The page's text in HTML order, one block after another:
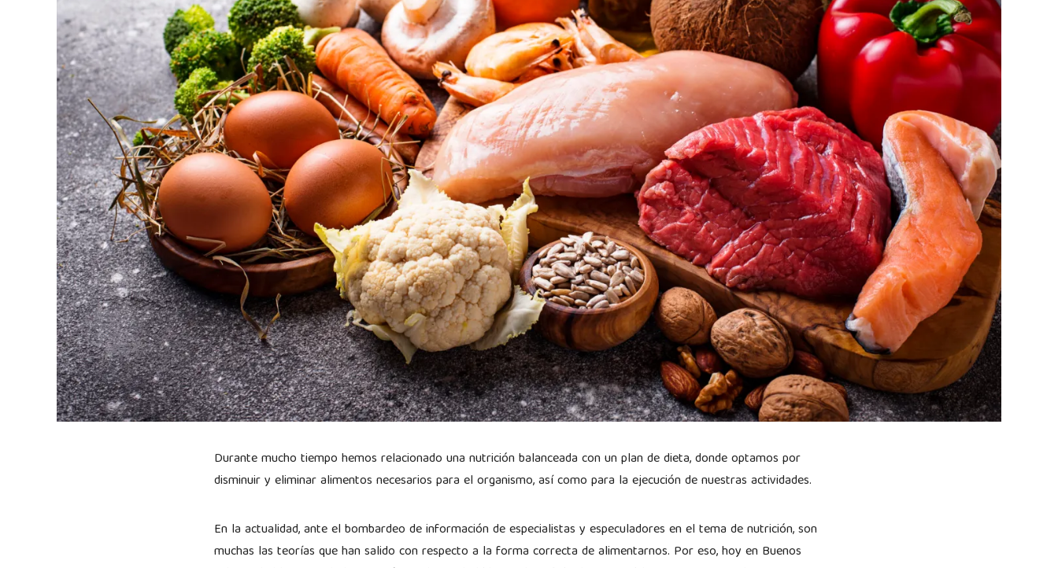
Durante mucho tiempo hemos relacionado una nutrición balanceada con un plan de dieta, donde optamos por
disminuir y eliminar alimentos necesarios para el organismo, así como para la ejecución de nuestras actividades.
En la actualidad, ante el bombardeo de información de especialistas y especuladores en el tema de nutrición, son
muchas las teorías que han salido con respecto a la forma correcta de alimentarnos. Por eso, hoy en Buenos